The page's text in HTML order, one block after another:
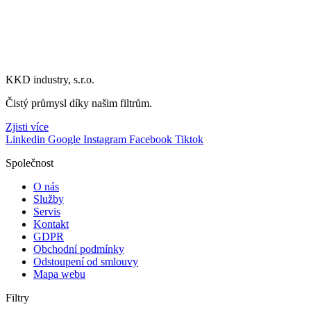
KKD industry, s.r.o.
Čistý průmysl díky našim filtrům.
Zjisti více
Linkedin Google Instagram Facebook Tiktok
Společnost
O nás
Služby
Servis
Kontakt
GDPR
Obchodní podmínky
Odstoupení od smlouvy
Mapa webu
Filtry